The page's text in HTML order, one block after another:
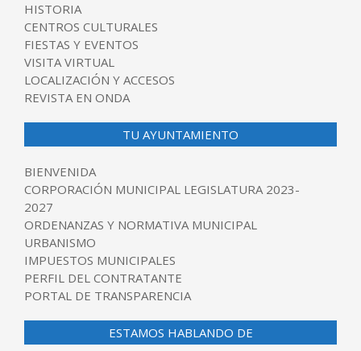
HISTORIA
CENTROS CULTURALES
FIESTAS Y EVENTOS
VISITA VIRTUAL
LOCALIZACIÓN Y ACCESOS
REVISTA EN ONDA
TU AYUNTAMIENTO
BIENVENIDA
CORPORACIÓN MUNICIPAL LEGISLATURA 2023-
2027
ORDENANZAS Y NORMATIVA MUNICIPAL
URBANISMO
IMPUESTOS MUNICIPALES
PERFIL DEL CONTRATANTE
PORTAL DE TRANSPARENCIA
ESTAMOS HABLANDO DE